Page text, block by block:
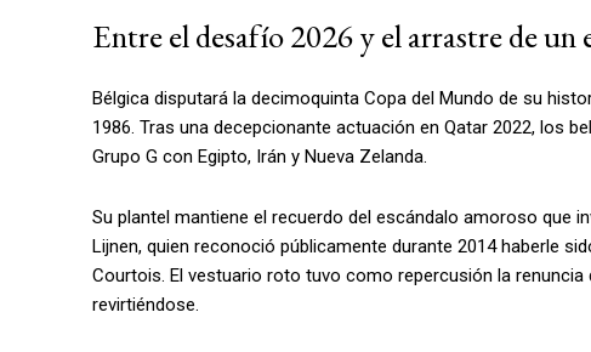
Entre el desafío 2026 y el arrastre de un
Bélgica disputará la decimoquinta Copa del Mundo de su
1986. Tras una decepcionante actuación en Qatar 2022, los
Grupo G con Egipto, Irán y Nueva Zelanda.
Su plantel mantiene el recuerdo del escándalo amoroso que
Lijnen, quien reconoció públicamente durante 2014 haberle
Courtois. El vestuario roto tuvo como repercusión la
revirtiéndose.